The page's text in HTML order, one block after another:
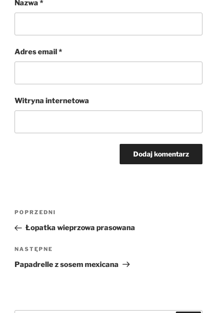
Nazwa *
Adres email*
Witryna internetowa
Nawigacja
Poprzedni
wpis
POPRZEDNI
Łopatka wieprzowa prasowana
Następny
wpis
NASTĘPNE
Papadrelle z sosem mexicana